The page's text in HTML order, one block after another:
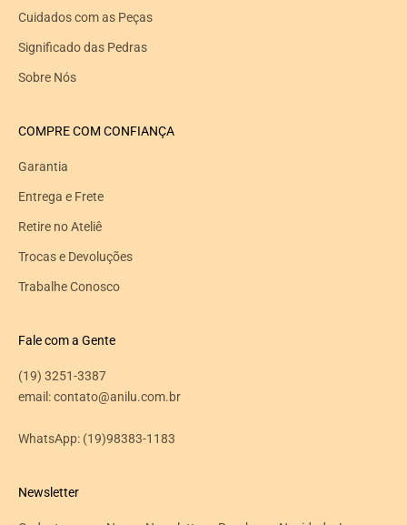
Cuidados com as Peças
Significado das Pedras
Sobre Nós
COMPRE COM CONFIANÇA
Garantia
Entrega e Frete
Retire no Ateliê
Trocas e Devoluções
Trabalhe Conosco
Fale com a Gente
(19) 3251-3387
email: contato@anilu.com.br
WhatsApp: (19)98383-1183
Newsletter